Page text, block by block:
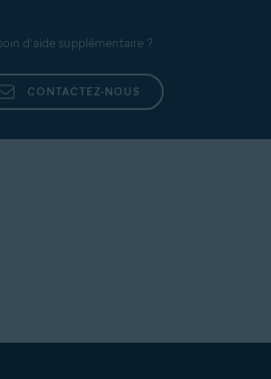
d’aide supplémentaire ?
CONTACTEZ-NOUS